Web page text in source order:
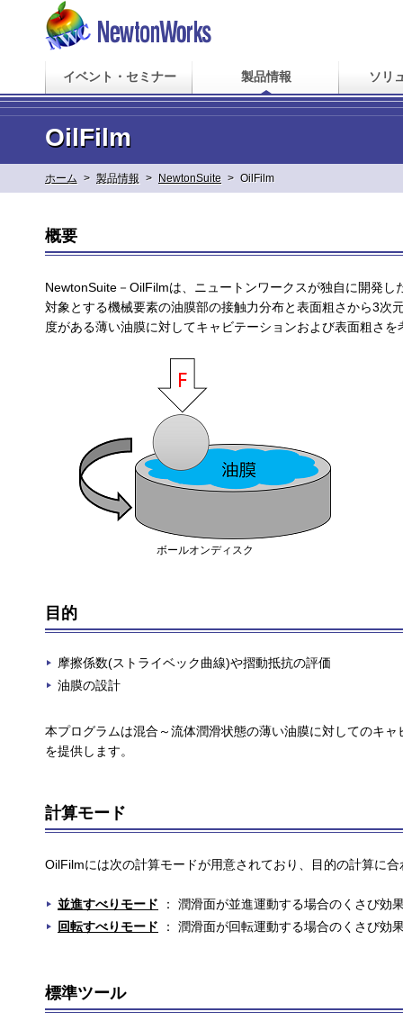
イベント・セミナー 製品情報 ソリ
OilFilm
ホーム > 製品情報 > NewtonSuite > OilFilm
概要
NewtonSuite－OilFilmは、ニュートンワークスが独自に開発
対象とする機械要素の油膜部の接触力分布と表面粗さから3次
度がある薄い油膜に対してキャビテーションおよび表面粗さ
ボールオンディスク
目的
摩擦係数(ストライベック曲線)や摺動抵抗の評価
油膜の設計
本プログラムは混合～流体潤滑状態の薄い油膜に対してのキ
を提供します。
計算モード
OilFilmには次の計算モードが用意されており、目的の計算に
並進すべりモード ： 潤滑面が並進運動する場合のくさび効
回転すべりモード ： 潤滑面が回転運動する場合のくさび効
標準ツール